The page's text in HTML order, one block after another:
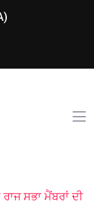
ਰਾਜ ਸਭਾ ਮੈਂਬਰਾਂ ਦੀ